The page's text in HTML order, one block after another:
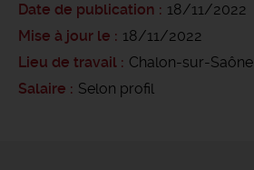
Date de publication
18/11/2022
Mise à jour le
18/11/2022
Lieu de travail
Chalon-sur-Saône
Salaire
Selon profil